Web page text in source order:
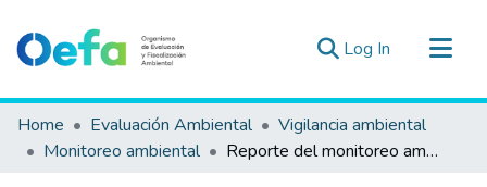
Log In (current)
Communities & Collections
All of DSpace
Home Evaluación Ambiental
Vigilancia ambiental
Monitoreo ambiental
Reporte del monitoreo ambiental en el marco de la supervisión regular, a la empresa Petróleos del Perú - PETROPERU S.A., Refinería Conchán, llevado a cabo del 21 al 25 de abril de 2014.